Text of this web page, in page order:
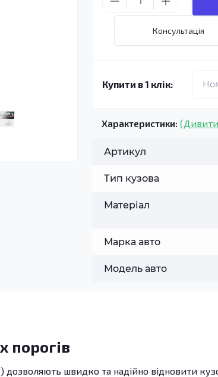
Консультація
Купити в 1 клік:
Характеристики:
Артикул
Тип кузова
Матеріал
Марка авто
Модель авто
порогів
швидко та надійно відновити